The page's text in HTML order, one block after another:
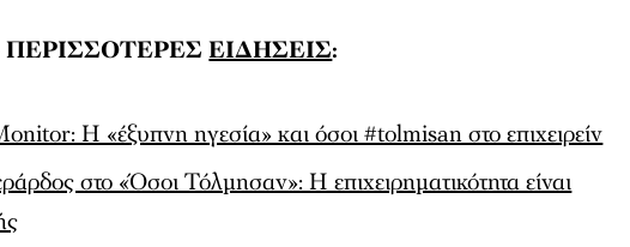
ΠΕΡΙΣΣΟΤΕΡΕΣΕΙΔΗΣΕΙΣ:
Η «έξυπνη ηγεσία» και όσοι #tolmisan στο επιχειρείν
στο «Όσοι Τόλμησαν»: Η επιχειρηματικότητα είναι